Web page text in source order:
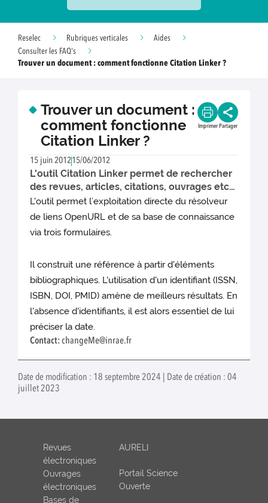
Reselec Rubriques verticales
Aides
Consulter les FAQ's
Trouver un document : comment fonctionne Citation Linker ?
Trouver un document :
comment fonctionne
Citation Linker ?
Imprimer Partager
15 juin 2012 15/06/2012
L'outil Citation Linker permet de rechercher
des revues, articles, citations, ouvrages etc…
L'outil permet l’exploitation directe du résolveur
de liens OpenURL et de sa base de connaissance
via trois formulaires.
Il construit une référence à partir d'éléments
bibliographiques. L'utilisation d'un identifiant (ISSN,
ISBN, DOI, PMID) amène de meilleurs résultats. En
l'absence d'identifiants, il est alors essentiel de lui
préciser la date.
Contact:changeMe@inrae.fr
Date de modification : 18 septembre 2024 | Date de création : 04
juillet 2023
Revues
électroniques
Ouvrages
électroniques
Bases de
AURELI
Portail Science
Ouverte